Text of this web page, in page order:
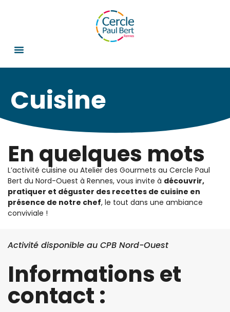
Cuisine
En quelques mots
L’activité cuisine ou Atelier des Gourmets au Cercle Paul
Bert du Nord-Ouest à Rennes, vous invite à découvrir,
pratiquer et déguster des recettes de cuisine en
présence de notre chef, le tout dans une ambiance
conviviale !
Activité disponible au CPB Nord-Ouest
Informations et
contact :